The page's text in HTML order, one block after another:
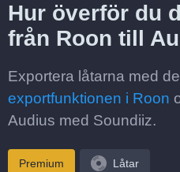
Hur överför du
från Roon till
Exportera låtarna med
exportfunktionen i Roon
Audius med Soundiiz.
Premium Låtar